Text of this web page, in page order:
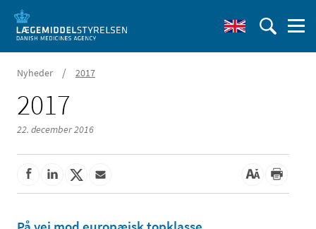
Nyheder / 2017
2017
22. december 2016